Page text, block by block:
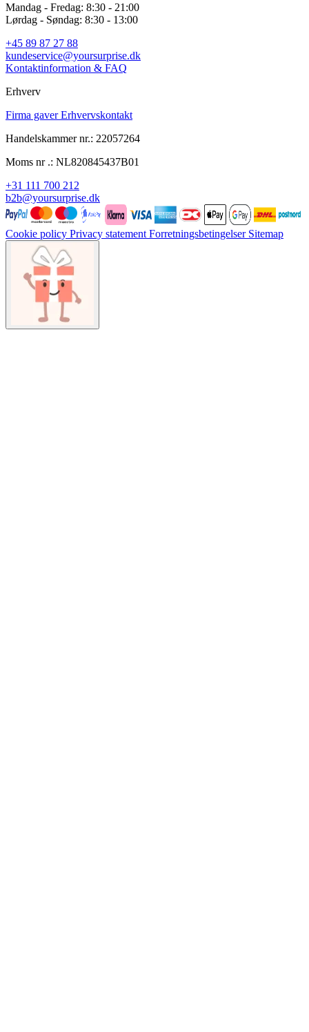
Mandag - Fredag: 8:30 - 21:00
Lørdag - Søndag: 8:30 - 13:00
+45 89 87 27 88
kundeservice@yoursurprise.dk
Kontaktinformation & FAQ
Erhverv
Firma gaverErhvervskontakt
Handelskammer nr.: 22057264
Moms nr .: NL820845437B01
+31 111 700 212
b2b@yoursurprise.dk
Cookie policy Privacy statement Forretningsbetingelser Sitemap